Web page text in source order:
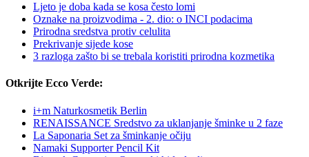
Ljeto je doba kada se kosa često lomi
Oznake na proizvodima - 2. dio: o INCI podacima
Prirodna sredstva protiv celulita
Prekrivanje sijede kose
3 razloga zašto bi se trebala koristiti prirodna kozmetika
Otkrijte Ecco Verde:
i+m Naturkosmetik Berlin
RENAISSANCE Sredstvo za uklanjanje šminke u 2 faze
La Saponaria Set za šminkanje očiju
Namaki Supporter Pencil Kit